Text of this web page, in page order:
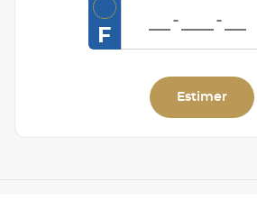
F
Estimer